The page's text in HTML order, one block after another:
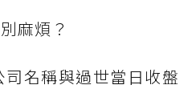
麻煩？
名稱與過世當日收盤